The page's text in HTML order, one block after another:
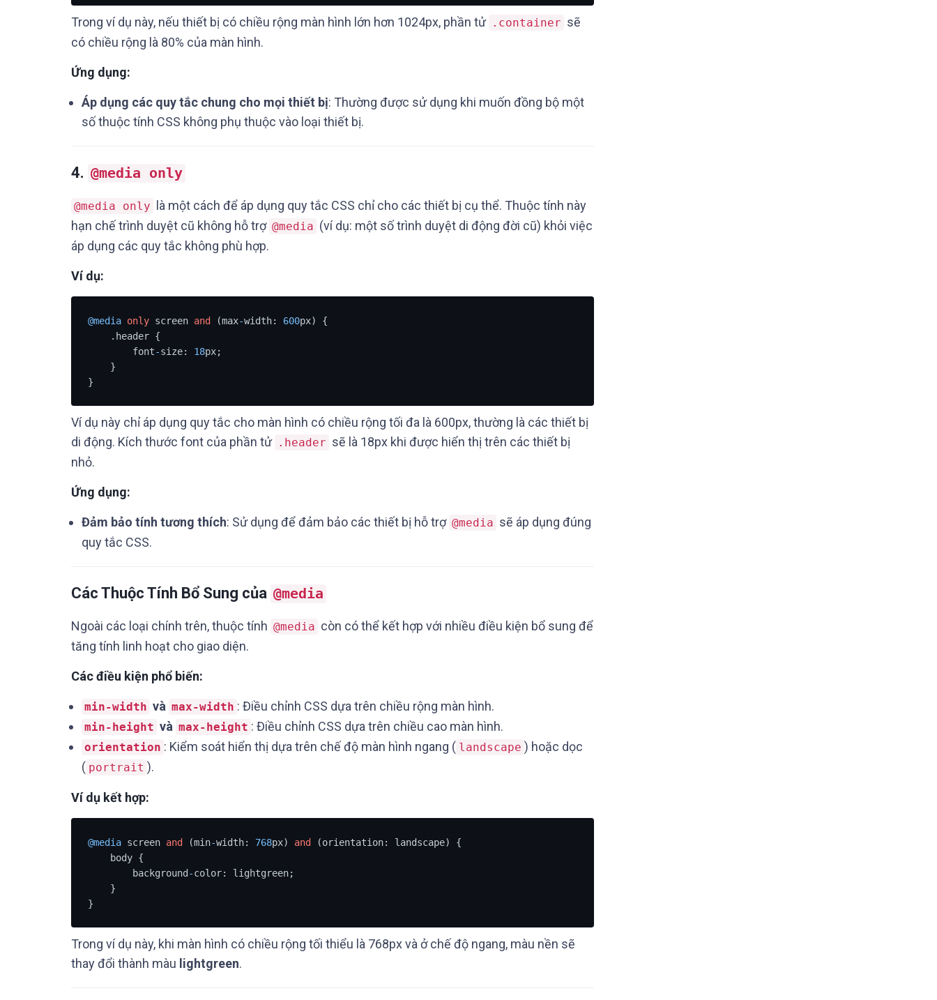
Trong ví dụ này, nếu thiết bị có chiều rộng màn hình lớn hơn 1024px, phần tử .container sẽ
có chiều rộng là 80% của màn hình.
Ứng dụng:
Áp dụng các quy tắc chung cho mọi thiết bị: Thường được sử dụng khi muốn đồng bộ một
số thuộc tính CSS không phụ thuộc vào loại thiết bị.
4. @media only
@media only
là một cách để áp dụng quy tắc CSS chỉ cho các thiết bị cụ thể. Thuộc tính này
hạn chế trình duyệt cũ không hỗ trợ @media (ví dụ: một số trình duyệt di động đời cũ) khỏi việc
áp dụng các quy tắc không phù hợp.
Ví dụ:
@media only screen and (max-width: 600px) {
        font
-size: 18px;
}
Ví dụ này chỉ áp dụng quy tắc cho màn hình có chiều rộng tối đa là 600px, thường là các thiết bị
di động. Kích thước font của phần tử .header sẽ là 18px khi được hiển thị trên các thiết bị
nhỏ.
Ứng dụng:
Đảm bảo tính tương thích: Sử dụng để đảm bảo các thiết bị hỗ trợ @media sẽ áp dụng đúng
quy tắc CSS.
Các Thuộc Tính Bổ Sung của @media
Ngoài các loại chính trên, thuộc tính @media còn có thể kết hợp với nhiều điều kiện bổ sung để
tăng tính linh hoạt cho giao diện.
Các điều kiện phổ biến:
min-width và max-width : Điều chỉnh CSS dựa trên chiều rộng màn hình.
min-height và max-height : Điều chỉnh CSS dựa trên chiều cao màn hình.
orientation : Kiểm soát hiển thị dựa trên chế độ màn hình ngang ( landscape ) hoặc dọc
( portrait ).
Ví dụ kết hợp:
@media screen and (min-width: 768px) and (orientation: landscape) {
        background
-color: lightgreen;
}
Trong ví dụ này, khi màn hình có chiều rộng tối thiểu là 768px và ở chế độ ngang, màu nền sẽ
thay đổi thành màu lightgreen.